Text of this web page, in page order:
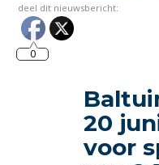
deel dit nieuwsbericht:
0
20
voor